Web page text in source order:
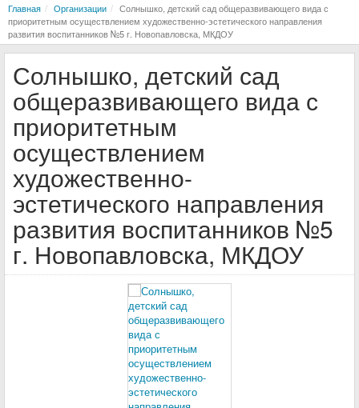
Главная Организации
Солнышко, детский сад общеразвивающего вида с
приоритетным осуществлением художественно-эстетического направления
развития воспитанников №5 г. Новопавловска, МКДОУ
Солнышко, детский сад
общеразвивающего вида с
приоритетным
осуществлением
художественно-
эстетического направления
развития воспитанников №5
г. Новопавловска, МКДОУ